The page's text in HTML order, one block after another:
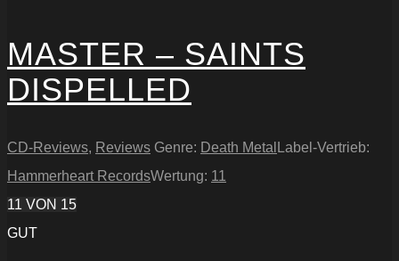
MASTER – SAINTS
DISPELLED
CD-Reviews, Reviews Genre: Death Metal Label-Vertrieb:
Hammerheart RecordsWertung: 11
11 VON 15
GUT